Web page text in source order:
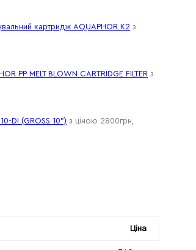
картридж AQUAPHOR К2 з
PP MELT BLOWN CARTRIDGE FILTER з
DI (GROSS 10") з ціною 2800грн,
Ціна